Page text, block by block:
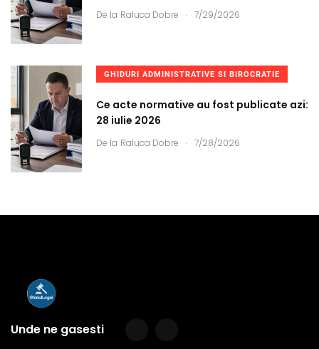
De la Raluca Dobre . 7/29/2026
GHIDURI ADMINISTRATIVE SI BIROCRATIE
Ce acte normative au fost publicate azi:
28 iulie 2026
De la Raluca Dobre . 7/28/2026
Unde ne gasesti